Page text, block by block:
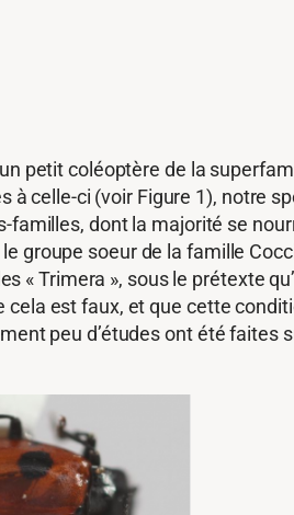
petit coléoptère de la
à celle-ci (voir Figure 1), notre
dont la majorité se
groupe soeur de la famille
« Trimera », sous le prétexte
est faux, et que cette
peu d’études ont été faites